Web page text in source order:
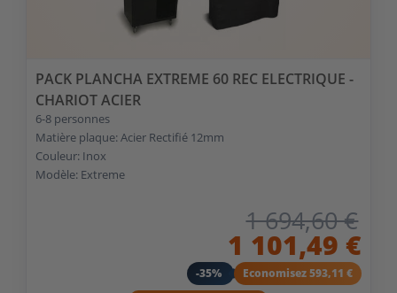
PACK PLANCHA EXTREME 60 REC ELECTRIQUE -
CHARIOT ACIER
6-8 personnes
Matière plaque: Acier Rectifié 12mm
Couleur: Inox
Modèle: Extreme
1 694,60 €
1 101,49 €
-35% Economisez 593,11 €